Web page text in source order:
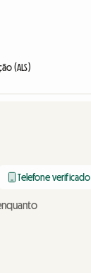
(ALS)
Telefone verificado